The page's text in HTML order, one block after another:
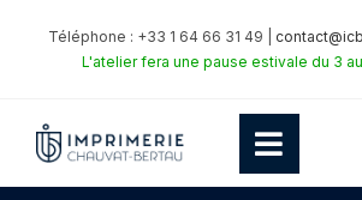
Téléphone : +33 1 64 66 31 49 |
L'atelier fera une pause estivale du 3